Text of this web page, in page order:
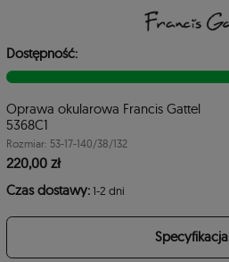
Dostępność:
Oprawa okularowa Francis Gattel
5368C1
Rozmiar: 53-17-140/38/132
220,00 zł
Czas dostawy: 1-2 dni
Specyfikacja